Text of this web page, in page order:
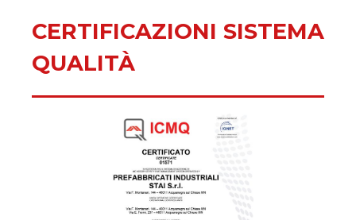
CERTIFICAZIONI SISTEMA
QUALITÀ